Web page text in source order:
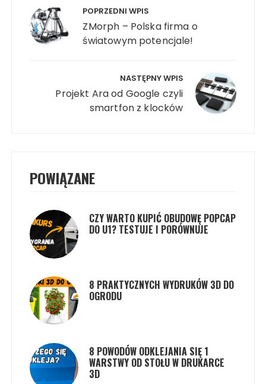
wpisu POPRZEDNI WPIS
ZMorph – Polska firma o
światowym potencjale!
NASTĘPNY WPIS
Projekt Ara od Google czyli
smartfon z klocków
POWIĄZANE
CZY WARTO KUPIĆ OBUDOWĘ POPCAP
DO U1? TESTUJE I PORÓWNUJE
8 PRAKTYCZNYCH WYDRUKÓW 3D DO
OGRODU
8 POWODÓW ODKLEJANIA SIĘ 1
WARSTWY OD STOŁU W DRUKARCE
3D